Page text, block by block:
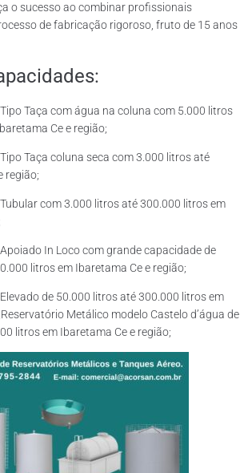
o sucesso ao combinar profissionais
de fabricação rigoroso, fruto de 15 anos
Taça com água na coluna com 5.000 litros
Ce e região;
Taça coluna seca com 3.000 litros até
região;
com 3.000 litros até 300.000 litros em
In Loco com grande capacidade de
litros em Ibaretama Ce e região;
de 50.000 litros até 300.000 litros em
Metálico modelo Castelo d’água de
litros em Ibaretama Ce e região;